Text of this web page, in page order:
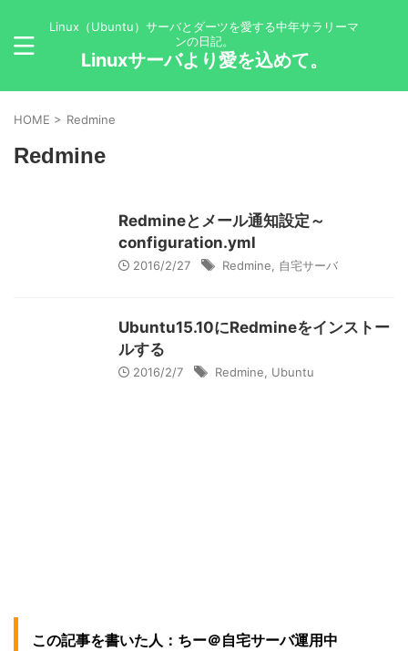
Linux（Ubuntu）サーバとダーツを愛する中年サラリーマ
ンの日記。
Linuxサーバより愛を込めて。
HOME > Redmine
Redmine
Redmineとメール通知設定～
configuration.yml
2016/2/27 Redmine 自宅サーバ
Ubuntu15.10にRedmineをインストー
ルする
2016/2/7 Redmine Ubuntu
この記事を書いた人：ちー＠自宅サーバ運用中